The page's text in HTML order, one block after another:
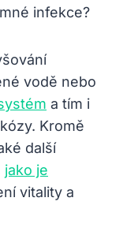
infekce?
vodě nebo
a tím i
Kromě
další
jako je
vitality a